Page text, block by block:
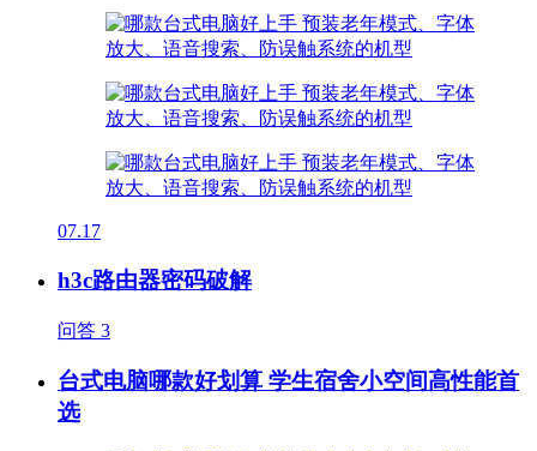
07.17
h3c路由器密码破解
问答 3
台式电脑哪款好划算 学生宿舍小空间高性能首
选